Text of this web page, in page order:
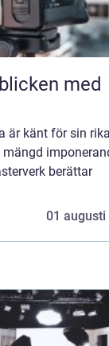
med
är känt för sin
berättar
01 augusti